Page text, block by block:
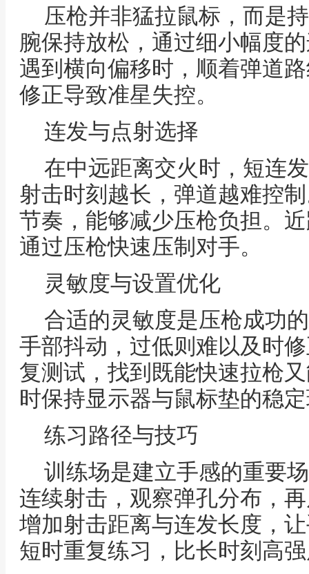
压枪并非猛拉鼠标，而是
腕保持放松，通过细小幅度
遇到横向偏移时，顺着弹道
修正导致准星失控。
连发与点射选择
在中远距离交火时，短连
射击时刻越长，弹道越难控
节奏，能够减少压枪负担。
通过压枪快速压制对手。
灵敏度与设置优化
合适的灵敏度是压枪成功
手部抖动，过低则难以及时
复测试，找到既能快速拉枪
时保持显示器与鼠标垫的稳
练习路径与技巧
训练场是建立手感的重要
连续射击，观察弹孔分布，
增加射击距离与连发长度，
短时重复练习，比长时刻高